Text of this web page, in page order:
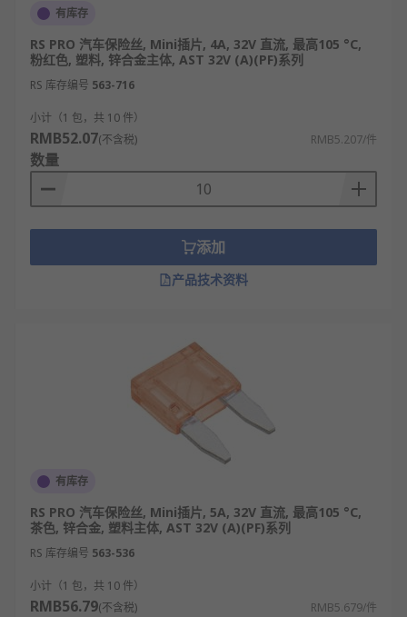
有库存
RS PRO 汽车保险丝, Mini插片, 4A, 32V 直流, 最高105 °C,
粉红色, 塑料, 锌合金主体, AST 32V (A)(PF)系列
RS 库存编号 563-716
小计（1 包，共 10 件）
RMB52.07(不含税) RMB5.207/件
数量
添加
产品技术资料
有库存
RS PRO 汽车保险丝, Mini插片, 5A, 32V 直流, 最高105 °C,
茶色, 锌合金, 塑料主体, AST 32V (A)(PF)系列
RS 库存编号 563-536
小计（1 包，共 10 件）
RMB56.79(不含税) RMB5.679/件